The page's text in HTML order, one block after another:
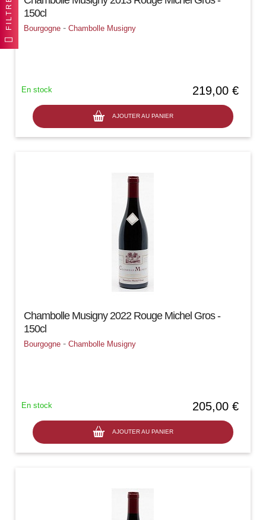
150cl
Bourgogne -Chambolle Musigny
219,00 €
AJOUTER AU PANIER
En stock
Chambolle Musigny 2022 Rouge Michel Gros -
150cl
Bourgogne -Chambolle Musigny
205,00 €
AJOUTER AU PANIER
En stock
FILTRER